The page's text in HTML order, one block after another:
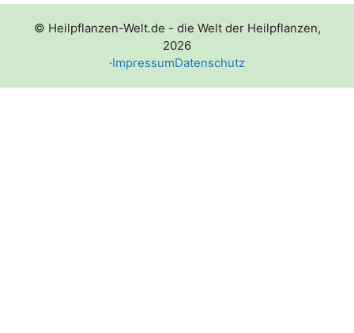
© Heilpflanzen-Welt.de - die Welt der Heilpflanzen,
2026
·ImpressumDatenschutz